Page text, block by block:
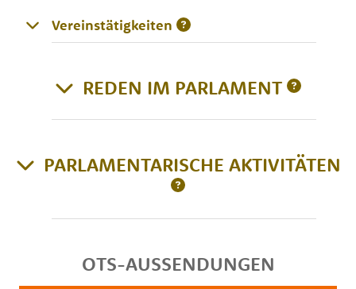
Vereinstätigkeiten
REDEN IM PARLAMENT
PARLAMENTARISCHE AKTIVITÄTEN
OTS-AUSSENDUNGEN